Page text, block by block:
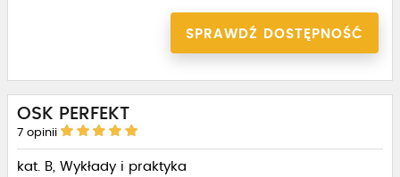
SPRAWDŹ DOSTĘPNOŚĆ
OSK PERFEKT
7 opinii
kat. B, Wykłady i praktyka